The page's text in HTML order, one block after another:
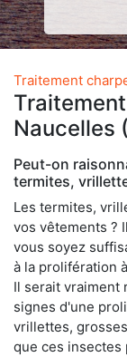
Traitement
Naucelles
Peut-on
termites,
Les termites,
vos vêtements ?
vous soyez
à la prolifération
Il serait vraiment
signes d'une
vrillettes,
que ces insectes